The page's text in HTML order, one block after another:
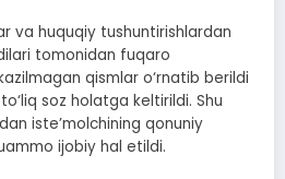
va huquqiy tushuntirishlardan
tomonidan fuqaro
qismlar o‘rnatib berildi
soz holatga keltirildi. Shu
iste’molchining qonuniy
ijobiy hal etildi.